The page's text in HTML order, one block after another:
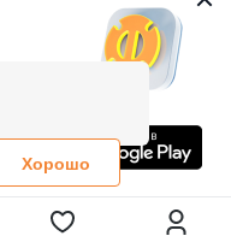
Хорошо